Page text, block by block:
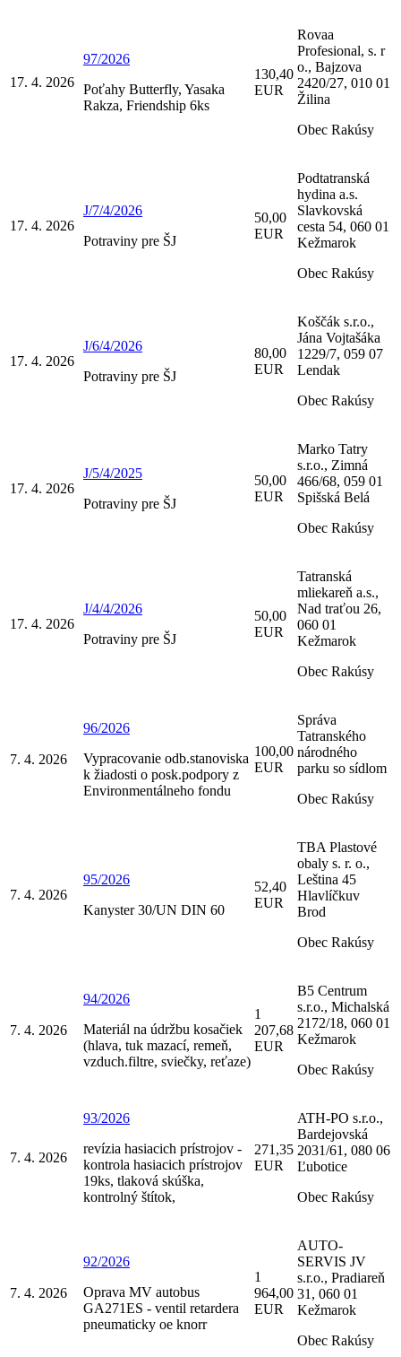
17. 4. 2026
97/2026
Poťahy Butterfly, Yasaka
Rakza, Friendship 6ks
130,40
EUR
Rovaa
Profesional, s. r
o., Bajzova
2420/27, 010 01
Žilina
Obec Rakúsy
17. 4. 2026
J/7/4/2026
Potraviny pre ŠJ
50,00
EUR
Podtatranská
hydina a.s.
Slavkovská
cesta 54, 060 01
Kežmarok
Obec Rakúsy
17. 4. 2026
J/6/4/2026
Potraviny pre ŠJ
80,00
EUR
Koščák s.r.o.,
Jána Vojtašáka
1229/7, 059 07
Lendak
Obec Rakúsy
17. 4. 2026
J/5/4/2025
Potraviny pre ŠJ
50,00
EUR
Marko Tatry
s.r.o., Zimná
466/68, 059 01
Spišská Belá
Obec Rakúsy
17. 4. 2026
J/4/4/2026
Potraviny pre ŠJ
50,00
EUR
Tatranská
mliekareň a.s.,
Nad traťou 26,
060 01
Kežmarok
Obec Rakúsy
7. 4. 2026
96/2026
Vypracovanie odb.stanoviska
k žiadosti o posk.podpory z
Environmentálneho fondu
100,00
EUR
Správa
Tatranského
národného
parku so sídlom
Obec Rakúsy
7. 4. 2026
95/2026
Kanyster 30/UN DIN 60
52,40
EUR
TBA Plastové
obaly s. r. o.,
Leština 45
Hlavlíčkuv
Brod
Obec Rakúsy
7. 4. 2026
94/2026
Materiál na údržbu kosačiek
(hlava, tuk mazací, remeň,
vzduch.filtre, sviečky, reťaze)
1
207,68
EUR
B5 Centrum
s.r.o., Michalská
2172/18, 060 01
Kežmarok
Obec Rakúsy
7. 4. 2026
93/2026
revízia hasiacich prístrojov -
kontrola hasiacich prístrojov
19ks, tlaková skúška,
kontrolný štítok,
271,35
EUR
ATH-PO s.r.o.,
Bardejovská
2031/61, 080 06
Ľubotice
Obec Rakúsy
7. 4. 2026
92/2026
Oprava MV autobus
GA271ES - ventil retardera
pneumaticky oe knorr
1
964,00
EUR
AUTO-
SERVIS JV
s.r.o., Pradiareň
31, 060 01
Kežmarok
Obec Rakúsy